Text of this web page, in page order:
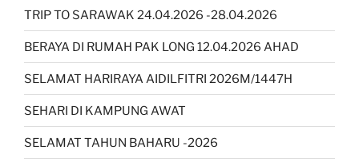
TRIP TO SARAWAK 24.04.2026 -28.04.2026
BERAYA DI RUMAH PAK LONG 12.04.2026 AHAD
SELAMAT HARIRAYA AIDILFITRI 2026M/1447H
SEHARI DI KAMPUNG AWAT
SELAMAT TAHUN BAHARU -2026